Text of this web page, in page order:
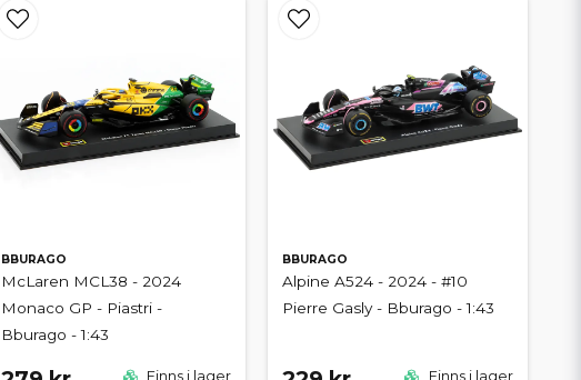
BBURAGO
McLaren MCL38 - 2024
Monaco GP - Piastri -
Bburago - 1:43
Finns i lager
BBURAGO
Alpine A524 - 2024 - #10
Pierre Gasly - Bburago - 1:43
Finns i lager